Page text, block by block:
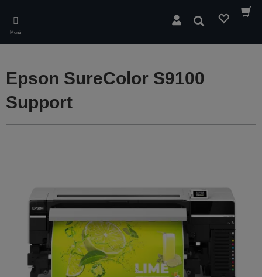
main
content
Menú
Buscar
Epson SureColor S9100
Support